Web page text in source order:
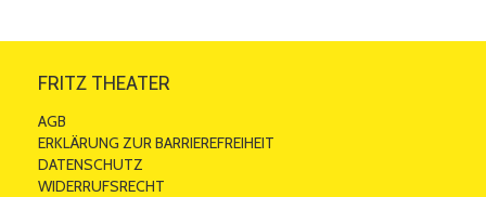
FRITZ THEATER
AGB
ERKLÄRUNG ZUR BARRIEREFREIHEIT
DATENSCHUTZ
WIDERRUFSRECHT